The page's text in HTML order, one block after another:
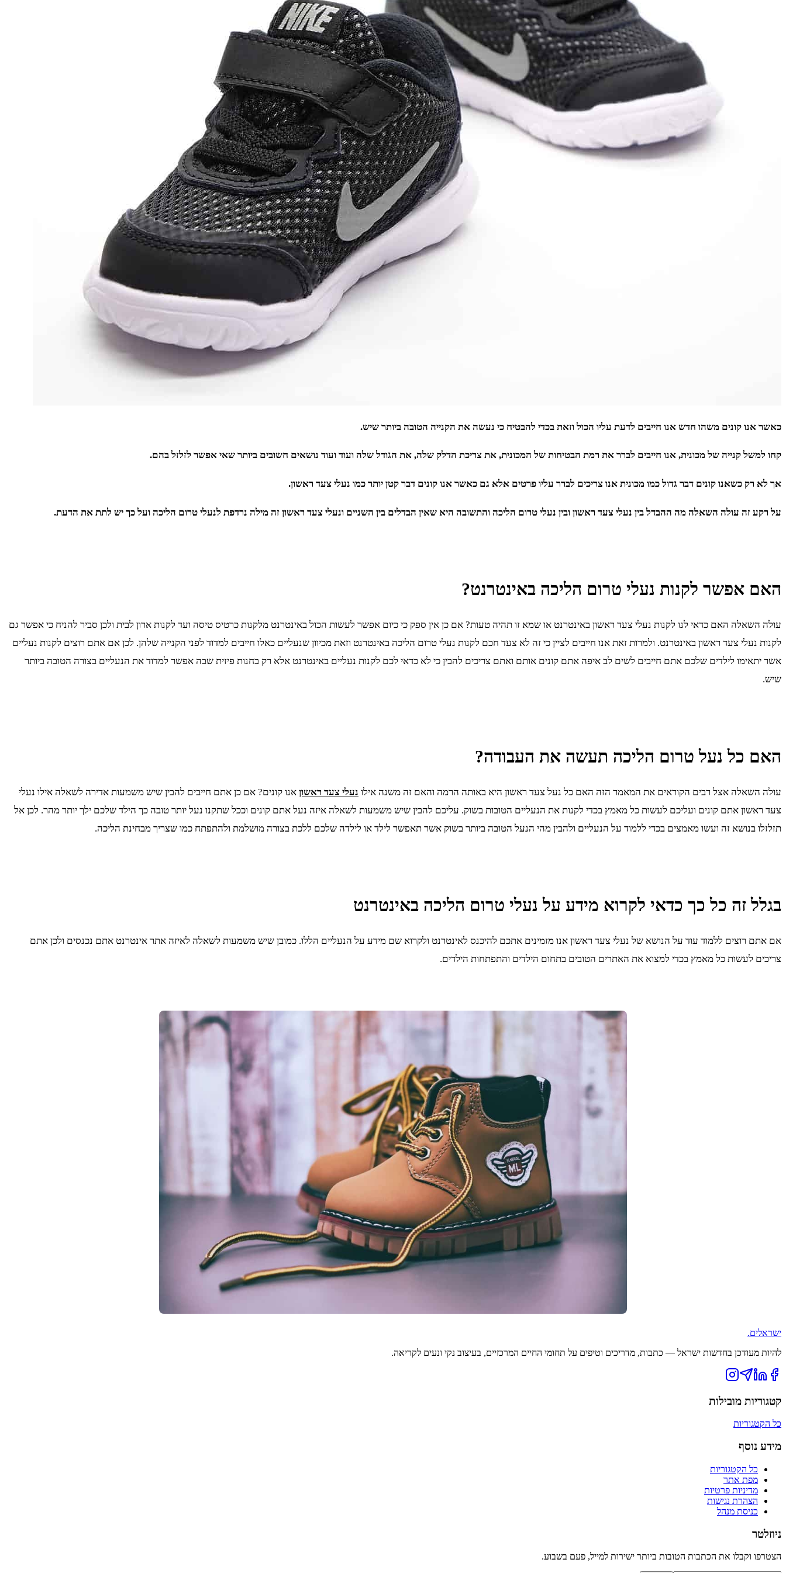
כאשר אנו קונים משהו חדש אנו חייבים לדעת עליו הכול וזאת בכדי להבטיח כי נעשה את הקנייה הטובה ביותר שיש.
קחו למשל קנייה של מכונית, אנו חייבים לברר את רמת הבטיחות של המכונית, את צריכת הדלק שלה, את הגודל שלה ועוד ועוד נושאים חשובים ביותר שאי אפשר לזלזל בהם.
אך לא רק כשאנו קונים דבר גדול כמו מכונית אנו צריכים לברר עליו פרטים אלא גם כאשר אנו קונים דבר קטן יותר כמו נעלי צעד ראשון.
על רקע זה עולה השאלה מה ההבדל בין נעלי צעד ראשון ובין נעלי טרום הליכה והתשובה היא שאין הבדלים בין השניים ונעלי צעד ראשון זה מילה נרדפת לנעלי טרום הליכה ועל כך יש לתת את הדעת.
האם אפשר לקנות נעלי טרום הליכה באינטרנט?
עולה השאלה האם כדאי לנו לקנות נעלי צעד ראשון באינטרנט או שמא זו תהיה טעות? אם כן אין ספק כי כיום אפשר לעשות הכול באינטרנט מלקנות כרטיס טיסה ועד לקנות ארון לבית ולכן סביר להניח כי אפשר גם
לקנות נעלי צעד ראשון באינטרנט. ולמרות זאת אנו חייבים לציין כי זה לא צעד חכם לקנות נעלי טרום הליכה באינטרנט וזאת מכיוון שנעליים כאלו חייבים למדוד לפני הקנייה שלהן. לכן אם אתם רוצים לקנות נעליים
אשר יתאימו לילדים שלכם אתם חייבים לשים לב איפה אתם קונים אותם ואתם צריכים להבין כי לא כדאי לכם לקנות נעליים באינטרנט אלא רק בחנות פיזית שבה אפשר למדוד את הנעליים בצורה הטובה ביותר
שיש.
האם כל נעל טרום הליכה תעשה את העבודה?
עולה השאלה אצל רבים הקוראים את המאמר הזה האם כל נעל צעד ראשון היא באותה הרמה והאם זה משנה אילו נעלי צעד ראשון אנו קונים? אם כן אתם חייבים להבין שיש משמעות אדירה לשאלה אילו נעלי
צעד ראשון אתם קונים ועליכם לעשות כל מאמץ בכדי לקנות את הנעליים הטובות בשוק. עליכם להבין שיש משמעות לשאלה איזה נעל אתם קונים וככל שתקנו נעל יותר טובה כך הילד שלכם ילך יותר מהר. לכן אל
תזלזלו בנושא זה ועשו מאמצים בכדי ללמוד על הנעליים ולהבין מהי הנעל הטובה ביותר בשוק אשר תאפשר לילד או לילדה שלכם ללכת בצורה מושלמת ולהתפתח כמו שצריך מבחינת הליכה.
בגלל זה כל כך כדאי לקרוא מידע על נעלי טרום הליכה באינטרנט
אם אתם רוצים ללמוד עוד על הנושא של נעלי צעד ראשון אנו מזמינים אתכם להיכנס לאינטרנט ולקרוא שם מידע על הנעליים הללו. כמובן שיש משמעות לשאלה לאיזה אתר אינטרנט אתם נכנסים ולכן אתם
צריכים לעשות כל מאמץ בכדי למצוא את האתרים הטובים בתחום הילדים והתפתחות הילדים.
ישראלים.
להיות מעודכן בחדשות ישראל — כתבות, מדריכים וטיפים על תחומי החיים המרכזיים, בעיצוב נקי ונעים לקריאה.
קטגוריות מובילות
כל הקטגוריות
מידע נוסף
כל הקטגוריות
מפת אתר
מדיניות פרטיות
הצהרת נגישות
כניסת מנהל
ניוזלטר
הצטרפו וקבלו את הכתבות הטובות ביותר ישירות למייל, פעם בשבוע.